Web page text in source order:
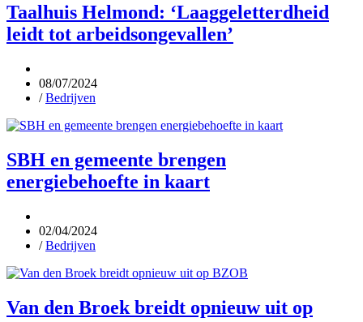
Taalhuis Helmond: ‘Laaggeletterdheid
leidt tot arbeidsongevallen’
08/07/2024
/ Bedrijven
SBH en gemeente brengen
energiebehoefte in kaart
02/04/2024
/ Bedrijven
Van den Broek breidt opnieuw uit op